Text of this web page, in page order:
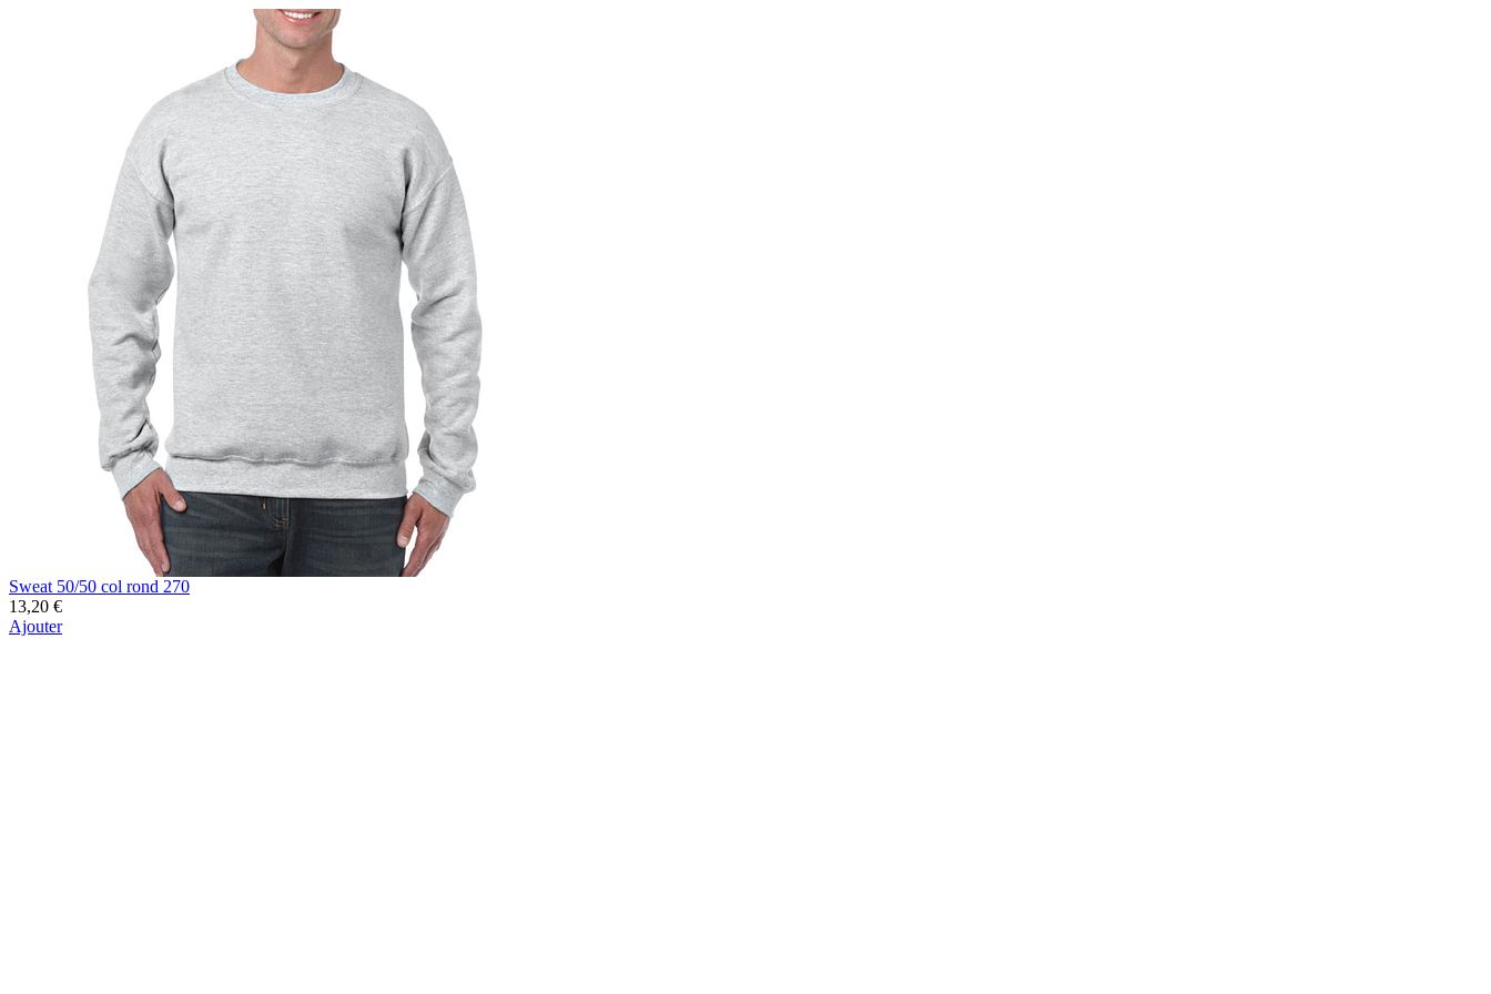
Sweat 50/50 col rond 270
13,20 €
Ajouter